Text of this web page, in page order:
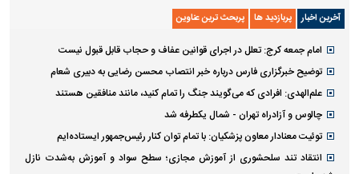
آخرین اخبار پربازدید ها پربحث ترین عناوین
امام جمعه کرج: تعلل در اجرای قوانین عفاف و حجاب قابل قبول نیست
توضیح خبرگزاری فارس درباره خبر انتصاب محسن رضایی به دبیری شعام
علم‌الهدی: افرادی که می‌گویند جنگ را تمام کنید، مانند منافقین هستند
چالوس و آزادراه تهران - شمال یکطرفه شد
توئیت معنادار معاون پزشکیان: با تمام توان کنار رئیس‌جمهور ایستاده‌ایم
انتقاد تند سلحشوری از آموزش مجازی؛ سطح سواد و آموزش به‌شدت نازل